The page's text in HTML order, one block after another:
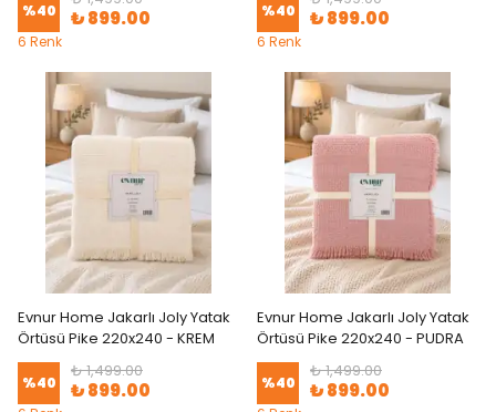
%40 ₺ 899.00
6 Renk
%40 ₺ 899.00
6 Renk
Evnur Home Jakarlı Joly Yatak
Örtüsü Pike 220x240 - KREM
%40
₺ 1,499.00
₺ 899.00
Evnur Home Jakarlı Joly Yatak
Örtüsü Pike 220x240 - PUDRA
%40
₺ 1,499.00
₺ 899.00